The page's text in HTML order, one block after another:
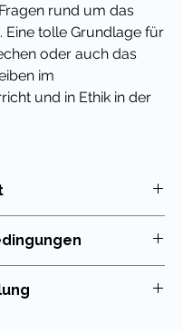
rund um das
Eine tolle Grundlage für
oder auch das
im
und in Ethik in der
verfasst und
in höheren
gut einsetzbar.
Klassen erlaubt. Die